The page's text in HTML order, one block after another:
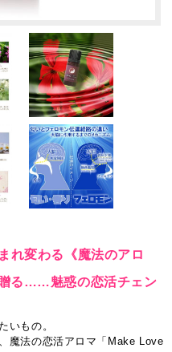
れ変わる《魔法のアロ
る……魅惑の恋活チェン
いもの。
魔法の恋活アロマ「Make Love